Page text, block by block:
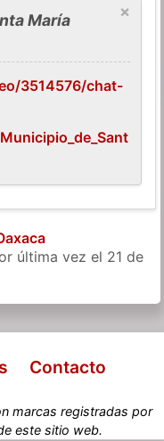
×
María
3514576/chat-
última vez el 21 de
Contacto
marcas registradas por
este sitio web.